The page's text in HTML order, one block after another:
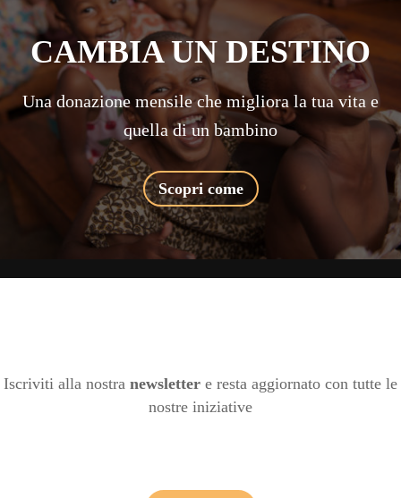
CAMBIA UN DESTINO
Una donazione mensile che migliora la tua vita e
quella di un bambino
Scopri come
Iscriviti alla nostra newsletter e resta aggiornato con tutte le
nostre iniziative